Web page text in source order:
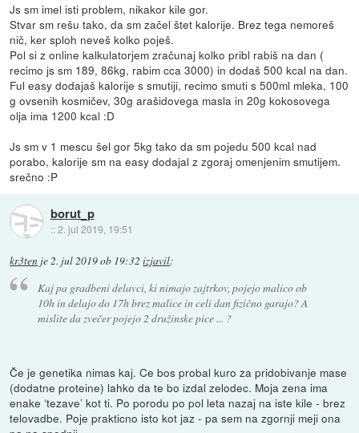
Js sm imel isti problem, nikakor kile gor.
Stvar sm rešu tako, da sm začel štet kalorije. Brez tega nemoreš
nič, ker sploh neveš kolko poješ.
Pol si z online kalkulatorjem zračunaj kolko pribl rabiš na dan (
recimo js sm 189, 86kg, rabim cca 3000) in dodaš 500 kcal na dan.
Ful easy dodajaš kalorije s smutiji, recimo smuti s 500ml mleka, 100
g ovsenih kosmičev, 30g arašidovega masla in 20g kokosovega
olja ima 1200 kcal :D
Js sm v 1 mescu šel gor 5kg tako da sm pojedu 500 kcal nad
porabo, kalorije sm na easy dodajal z zgoraj omenjenim smutijem.
srečno :P
borut_p
::2. jul 2019, 19:51
kr3ten je2. jul 2019 ob 19:32 izjavil:
Kaj pa gradbeni delavci, ki nimajo zajtrkov, pojejo malico ob
10h in delajo do 17h brez malice in celi dan fizično garajo? A
mislite da zvečer pojejo 2 družinske pice ... ?
Če je genetika nimas kaj. Ce bos probal kuro za pridobivanje mase
(dodatne proteine) lahko da te bo izdal zelodec. Moja zena ima
enake ‘tezave’ kot ti. Po porodu po pol leta nazaj na iste kile - brez
telovadbe. Poje prakticno isto kot jaz - pa sem na zgornji meji ona